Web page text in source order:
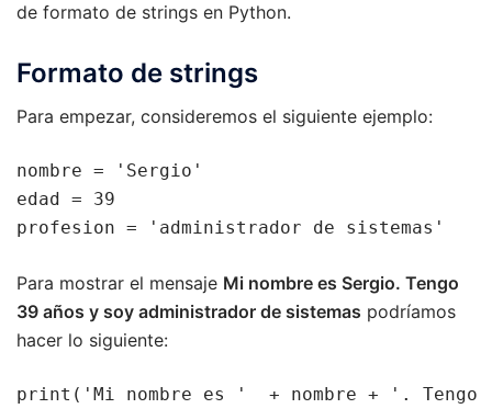
de formato de strings en Python.
Formato de strings
Para empezar, consideremos el siguiente ejemplo:
nombre = 'Sergio'
edad = 39
profesion = 'administrador de sistemas'
Para mostrar el mensaje Mi nombre es Sergio. Tengo
39 años y soy administrador de sistemas podríamos
hacer lo siguiente:
print('Mi nombre es '  + nombre + '.